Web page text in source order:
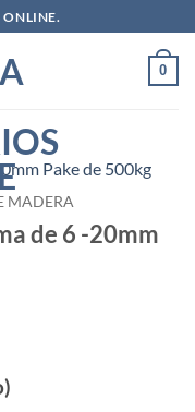
0
MADERA
de 6 -20mm